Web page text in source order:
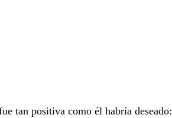
tan positiva como él habría deseado: